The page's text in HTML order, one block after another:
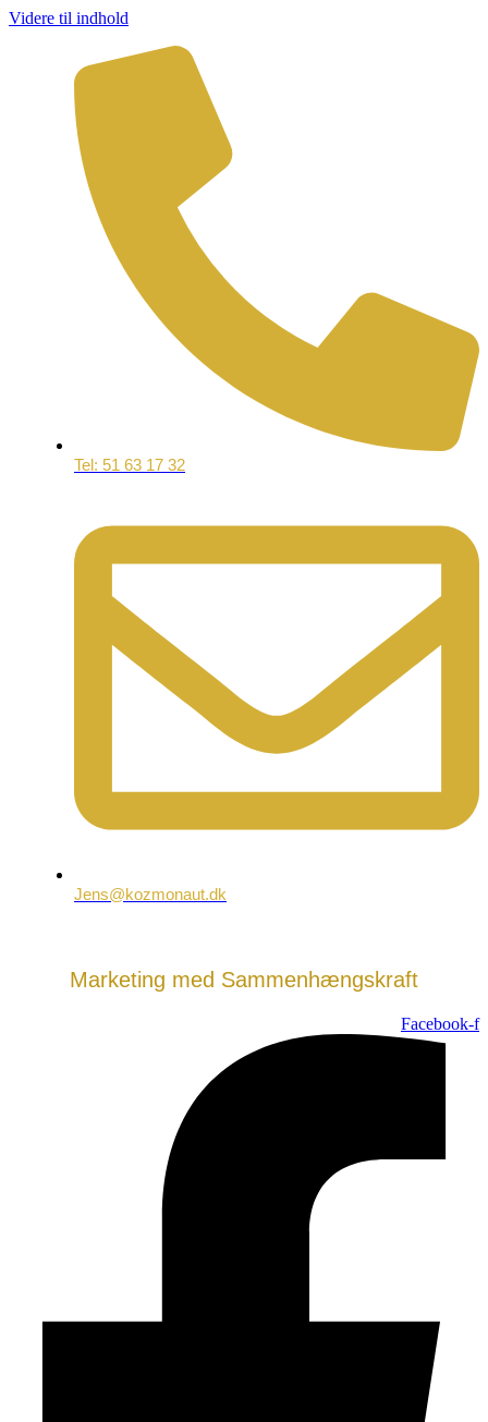
Videre til indhold
Tel: 51 63 17 32
Jens@kozmonaut.dk
Marketing med Sammenhængskraft
Facebook-f